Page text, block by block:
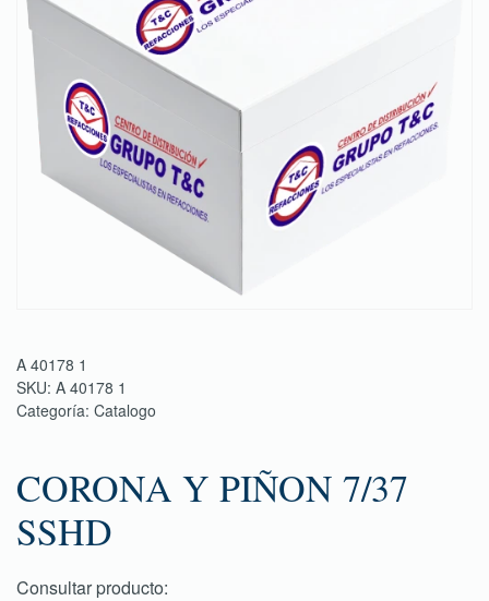
A 40178 1
SKU: A 40178 1
Categoría: Catalogo
CORONA Y PIÑON 7/37
SSHD
Consultar producto: